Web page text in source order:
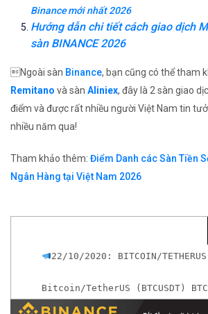
Binance mới nhất 2026
Hướng dẫn chi tiết cách giao dịch
sàn BINANCE 2026
Ngoài sàn Binance, bạn cũng có thể tham
Remitano và sàn Aliniex, đây là 2 sàn giao
điểm và được rất nhiều người Việt Nam tin
nhiều năm qua!
Tham khảo thêm: Điểm Danh các Sàn Tiền
Ngân Hàng tại Việt Nam 2026
22/10/2020: BITCOIN/
Bitcoin/TetherUS (BTCUSDT)